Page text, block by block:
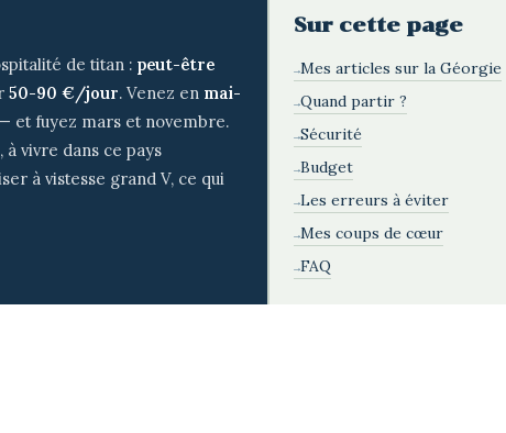
de titan : peut-être
50-90 €/jour. Venez en mai-
et fuyez mars et novembre.
vivre dans ce pays
à vistesse grand V, ce qui
Sur cette page
Mes articles sur la Géorgie
Quand partir ?
Sécurité
Budget
Les erreurs à éviter
Mes coups de cœur
FAQ